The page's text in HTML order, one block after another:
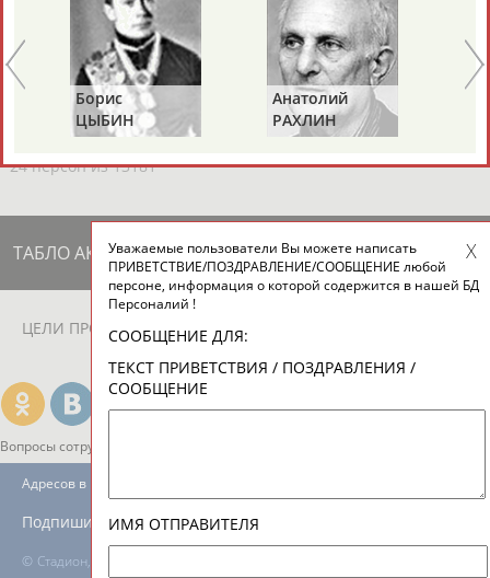
АБДУЛДАУДОВ
Абдула
АБДУЛЖАЛИЛОВ
Магомед
АБДУЛКАГИРОВ
Назир
АБДУЛЛАЕВ
24 персон из 13181
ЕЩЁ ПЕРСОНЫ
ТАБЛО АКТИВНОСТИ
ЦЕЛИ ПРОЕКТА КОНТАКТЫ
Вопросы сотрудничества и совместной деятельности
© Стадион, 1998-2026
Адресов в новостной рассылке: 996
Подпишись
Борис
ЦЫБИН
Анатолий
РАХЛИН
Уважаемые пользователи Вы можете написать
ПРИВЕТСТВИЕ/ПОЗДРАВЛЕНИЕ/СООБЩЕНИЕ любой
персоне, информация о которой содержится в нашей БД
Персоналий !
СООБЩЕНИЕ ДЛЯ:
ТЕКСТ ПРИВЕТСТВИЯ / ПОЗДРАВЛЕНИЯ /
СООБЩЕНИЕ
ИМЯ ОТПРАВИТЕЛЯ